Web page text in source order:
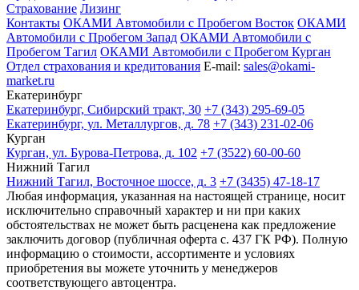
Страхование Лизинг
Контакты ОКАМИ Автомобили с Пробегом Восток ОКАМИ
Автомобили с Пробегом Запад ОКАМИ Автомобили с
Пробегом Тагил ОКАМИ Автомобили с Пробегом Курган
Отдел страхования и кредитования E-mail: sales@okami-
market.ru
Екатеринбург
Екатеринбург, Сибирский тракт, 30 +7 (343) 295-69-05
Екатеринбург, ул. Металлургов, д. 78 +7 (343) 231-02-06
Курган
Курган, ул. Бурова-Петрова, д. 102 +7 (3522) 60-00-60
Нижний Тагил
Нижний Тагил, Восточное шоссе, д. 3 +7 (3435) 47-18-17
Любая информация, указанная на настоящей странице, носит
исключительно справочный характер и ни при каких
обстоятельствах не может быть расценена как предложение
заключить договор (публичная оферта с. 437 ГК РФ). Полную
информацию о стоимости, ассортименте и условиях
приобретения вы можете уточнить у менеджеров
соответствующего автоцентра.